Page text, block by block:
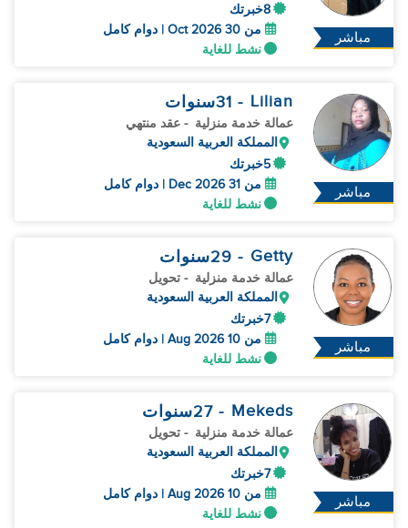
مباشر
8خبرتك
من 30 Oct 2026 | دوام كامل
نشط للغاية
مباشر
Lilian
- 31 سنوات
عمالة خدمة منزلية - عقد منتهي
المملكة العربية السعودية
5خبرتك
من 31 Dec 2026 | دوام كامل
نشط للغاية
مباشر
Getty
- 29 سنوات
عمالة خدمة منزلية - تحويل
المملكة العربية السعودية
7خبرتك
من 10 Aug 2026 | دوام كامل
نشط للغاية
مباشر
Mekeds
- 27 سنوات
عمالة خدمة منزلية - تحويل
المملكة العربية السعودية
7خبرتك
من 10 Aug 2026 | دوام كامل
نشط للغاية